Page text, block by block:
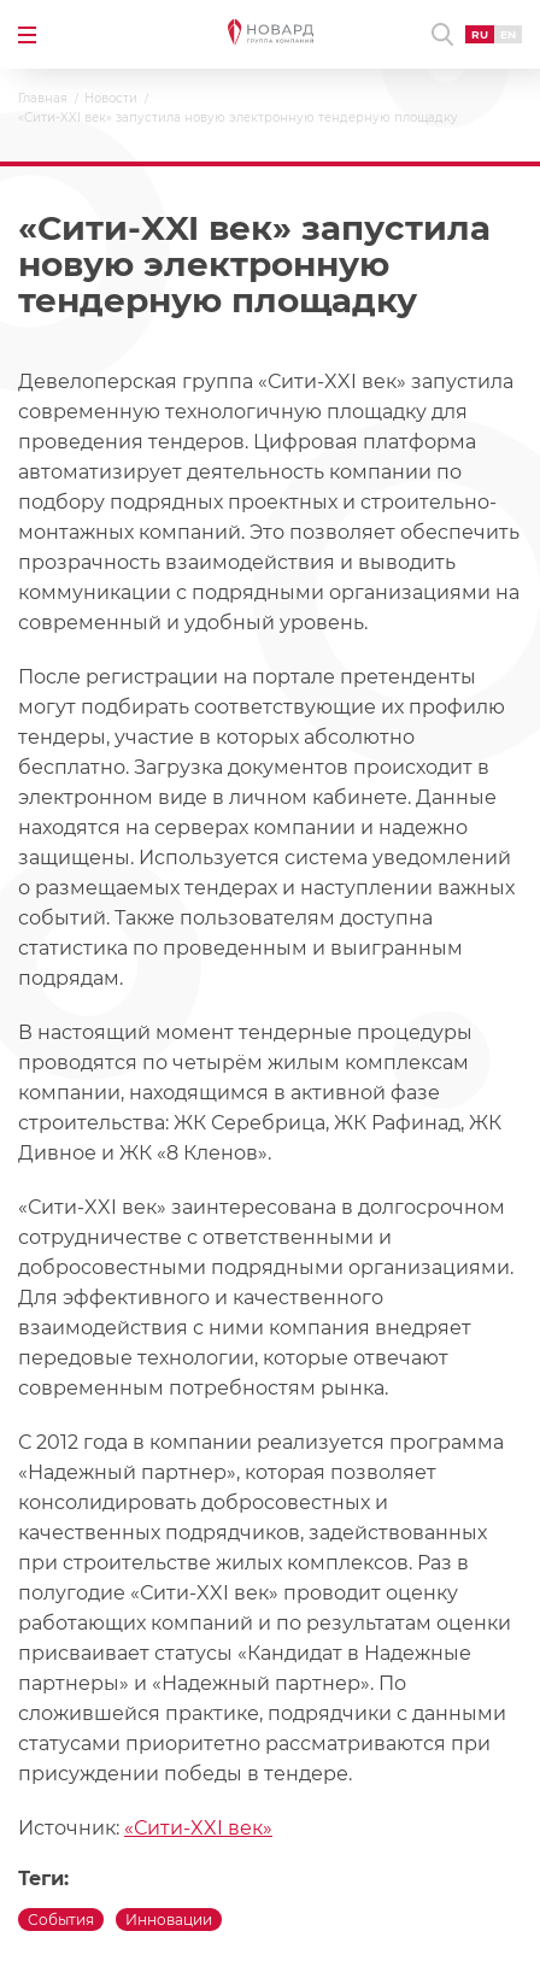
RU EN
Главная
Новости
«Сити-XXI век» запустила новую электронную тендерную площадку
«Сити-XXI век» запустила
новую электронную
тендерную площадку
Девелоперская группа «Сити-XXI век» запустила
современную технологичную площадку для
проведения тендеров. Цифровая платформа
автоматизирует деятельность компании по
подбору подрядных проектных и строительно-
монтажных компаний. Это позволяет обеспечить
прозрачность взаимодействия и выводить
коммуникации с подрядными организациями на
современный и удобный уровень.
После регистрации на портале претенденты
могут подбирать соответствующие их профилю
тендеры, участие в которых абсолютно
бесплатно. Загрузка документов происходит в
электронном виде в личном кабинете. Данные
находятся на серверах компании и надежно
защищены. Используется система уведомлений
о размещаемых тендерах и наступлении важных
событий. Также пользователям доступна
статистика по проведенным и выигранным
подрядам.
В настоящий момент тендерные процедуры
проводятся по четырём жилым комплексам
компании, находящимся в активной фазе
строительства: ЖК Серебрица, ЖК Рафинад, ЖК
Дивное и ЖК «8 Кленов».
«Сити-XXI век» заинтересована в долгосрочном
сотрудничестве с ответственными и
добросовестными подрядными организациями.
Для эффективного и качественного
взаимодействия с ними компания внедряет
передовые технологии, которые отвечают
современным потребностям рынка.
С 2012 года в компании реализуется программа
«Надежный партнер», которая позволяет
консолидировать добросовестных и
качественных подрядчиков, задействованных
при строительстве жилых комплексов. Раз в
полугодие «Сити-XXI век» проводит оценку
работающих компаний и по результатам оценки
присваивает статусы «Кандидат в Надежные
партнеры» и «Надежный партнер». По
сложившейся практике, подрядчики с данными
статусами приоритетно рассматриваются при
присуждении победы в тендере.
Источник: «Сити-XXI век»
Теги:
События Инновации